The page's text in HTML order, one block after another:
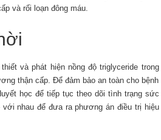
và rối loạn đông máu.
và phát hiện nồng độ triglyceride trong
thận cấp. Để đảm bảo an toàn cho bệnh
học để tiếp tục theo dõi tình trạng sức
nhau để đưa ra phương án điều trị hiệu